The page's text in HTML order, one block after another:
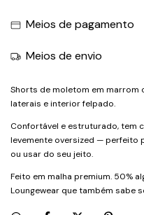
Meios de pagamento
Meios de envio
Shorts de moletom em marrom
laterais e interior felpado.
Confortável e estruturado, tem
levemente oversized — perfeito
ou usar do seu jeito.
Feito em malha premium. 50%
Loungewear que também sabe